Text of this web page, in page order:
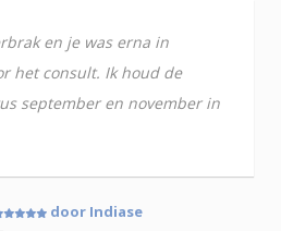
en je was erna in
het consult. Ik houd de
september en november in
door Indiase